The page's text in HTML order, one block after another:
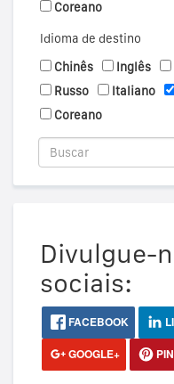
Coreano
Idioma de destino
Chinês
Inglês
Russo
Italiano
Coreano
Divulgue-
sociais:
FACEBOOK
GOOGLE+